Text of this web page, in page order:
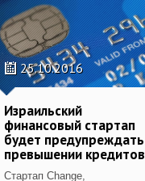
25.10.2016
Израильский
финансовый стартап
будет
превышении кредитов
Стартап Change,